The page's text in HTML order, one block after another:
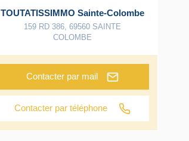
TOUTATISSIMMO Sainte-Colombe
159 RD 386, 69560 SAINTE
COLOMBE
Contacter par mail
Contacter par téléphone